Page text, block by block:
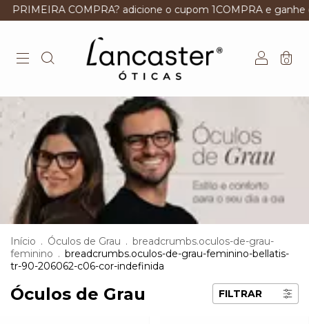
COMPRA? adicione o cupom 1COMPRA e ganhe desconto
0
Início . Óculos de Grau . breadcrumbs.oculos-de-grau-
feminino . breadcrumbs.oculos-de-grau-feminino-bellatis-
tr-90-206062-c06-cor-indefinida
Óculos de Grau FILTRAR